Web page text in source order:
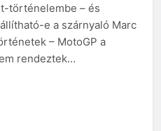
történelembe – és
e a szárnyaló Marc
– MotoGP a
rendeztek…